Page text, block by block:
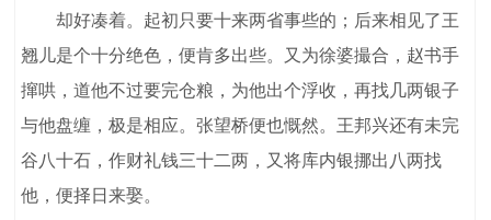
却好凑着。起初只要十来两省事些的；后来相见了王
翘儿是个十分绝色，便肯多出些。又为徐婆撮合，赵书手
撺哄，道他不过要完仓粮，为他出个浮收，再找几两银子
与他盘缠，极是相应。张望桥便也慨然。王邦兴还有未完
谷八十石，作财礼钱三十二两，又将库内银挪出八两找
他，便择日来娶。